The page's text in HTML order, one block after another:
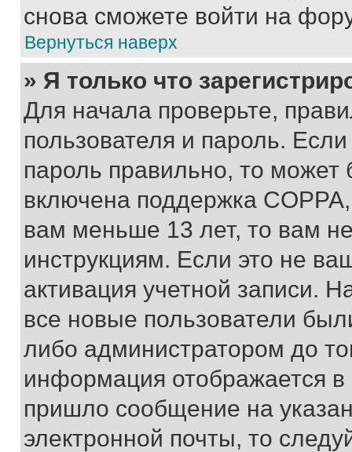
снова сможете войти на
Вернуться наверх
» Я только что
Для начала проверьте,
пользователя и пароль.
пароль правильно, то может
включена поддержка
вам меньше 13 лет, то вам
инструкциям. Если это не
активация учетной записи.
все новые пользователи
либо администратором до
информация отображается
пришло сообщение на
электронной почты, то